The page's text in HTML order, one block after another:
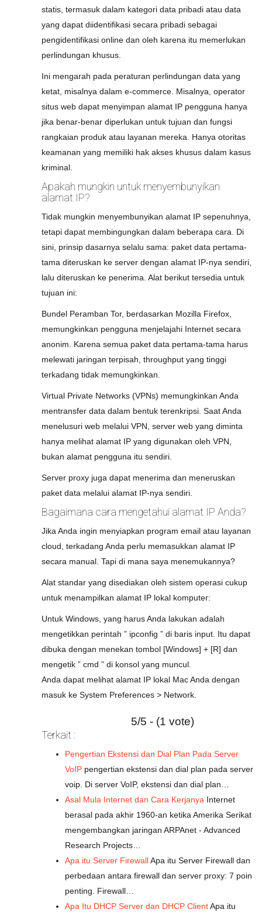
statis, termasuk dalam kategori data pribadi atau data
yang dapat diidentifikasi secara pribadi sebagai
pengidentifikasi online dan oleh karena itu memerlukan
perlindungan khusus.
Ini mengarah pada peraturan perlindungan data yang
ketat, misalnya dalam e-commerce. Misalnya, operator
situs web dapat menyimpan alamat IP pengguna hanya
jika benar-benar diperlukan untuk tujuan dan fungsi
rangkaian produk atau layanan mereka. Hanya otoritas
keamanan yang memiliki hak akses khusus dalam kasus
kriminal.
Apakah mungkin untuk menyembunyikan
alamat IP?
Tidak mungkin menyembunyikan alamat IP sepenuhnya,
tetapi dapat membingungkan dalam beberapa cara. Di
sini, prinsip dasarnya selalu sama: paket data pertama-
tama diteruskan ke server dengan alamat IP-nya sendiri,
lalu diteruskan ke penerima. Alat berikut tersedia untuk
tujuan ini:
Bundel Peramban Tor, berdasarkan Mozilla Firefox,
memungkinkan pengguna menjelajahi Internet secara
anonim. Karena semua paket data pertama-tama harus
melewati jaringan terpisah, throughput yang tinggi
terkadang tidak memungkinkan.
Virtual Private Networks (VPNs) memungkinkan Anda
mentransfer data dalam bentuk terenkripsi. Saat Anda
menelusuri web melalui VPN, server web yang diminta
hanya melihat alamat IP yang digunakan oleh VPN,
bukan alamat pengguna itu sendiri.
Server proxy juga dapat menerima dan meneruskan
paket data melalui alamat IP-nya sendiri.
Bagaimana cara mengetahui alamat IP Anda?
Jika Anda ingin menyiapkan program email atau layanan
cloud, terkadang Anda perlu memasukkan alamat IP
secara manual. Tapi di mana saya menemukannya?
Alat standar yang disediakan oleh sistem operasi cukup
untuk menampilkan alamat IP lokal komputer:
Untuk Windows, yang harus Anda lakukan adalah
mengetikkan perintah ” ipconfig ” di baris input. Itu dapat
dibuka dengan menekan tombol [Windows] + [R] dan
mengetik ” cmd ” di konsol yang muncul.
Anda dapat melihat alamat IP lokal Mac Anda dengan
masuk ke System Preferences > Network.
5/5 - (1 vote)
Terkait :
Pengertian Ekstensi dan Dial Plan Pada Server
VoIP pengertian ekstensi dan dial plan pada server
voip. Di server VoIP, ekstensi dan dial plan…
Asal Mula Internet dan Cara Kerjanya Internet
berasal pada akhir 1960-an ketika Amerika Serikat
mengembangkan jaringan ARPAnet - Advanced
Research Projects…
Apa itu Server FirewallApa itu Server Firewall dan
perbedaan antara firewall dan server proxy: 7 poin
penting. Firewall…
Apa Itu DHCP Server dan DHCP ClientApa itu